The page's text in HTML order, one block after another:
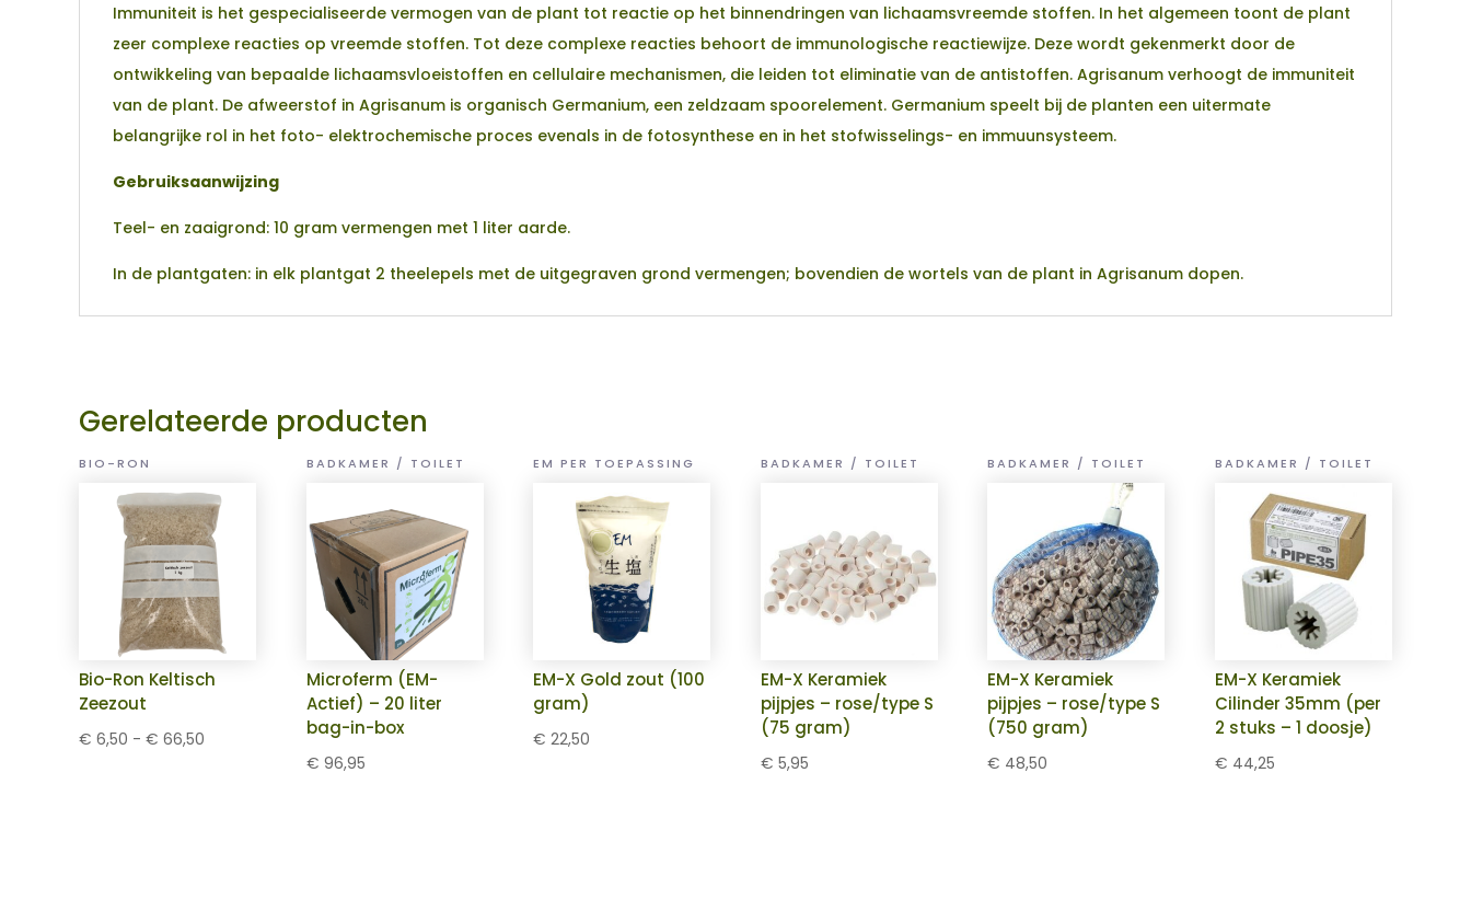
Immuniteit is het gespecialiseerde vermogen van de plant tot reactie op het binnendringen van lichaamsvreemde stoffen. In het algemeen toont de plant
zeer complexe reacties op vreemde stoffen. Tot deze complexe reacties behoort de immunologische reactiewijze. Deze wordt gekenmerkt door de
ontwikkeling van bepaalde lichaamsvloeistoffen en cellulaire mechanismen, die leiden tot eliminatie van de antistoffen. Agrisanum verhoogt de immuniteit
van de plant. De afweerstof in Agrisanum is organisch Germanium, een zeldzaam spoorelement. Germanium speelt bij de planten een uitermate
belangrijke rol in het foto- elektrochemische proces evenals in de fotosynthese en in het stofwisselings- en immuunsysteem.
Gebruiksaanwijzing
Teel- en zaaigrond: 10 gram vermengen met 1 liter aarde.
In de plantgaten: in elk plantgat 2 theelepels met de uitgegraven grond vermengen; bovendien de wortels van de plant in Agrisanum dopen.
Gerelateerde producten
BIO-RON
Bio-Ron Keltisch
Zeezout
€ 6,50 - € 66,50
BADKAMER / TOILET
Microferm (EM-
Actief) – 20 liter
bag-in-box
€ 96,95
EM PER TOEPASSING
EM-X Gold zout (100
gram)
€ 22,50
BADKAMER / TOILET
EM-X Keramiek
pijpjes – rose/type S
(75 gram)
€ 5,95
BADKAMER / TOILET
EM-X Keramiek
pijpjes – rose/type S
(750 gram)
€ 48,50
BADKAMER / TOILET
EM-X Keramiek
Cilinder 35mm (per
2 stuks – 1 doosje)
€ 44,25